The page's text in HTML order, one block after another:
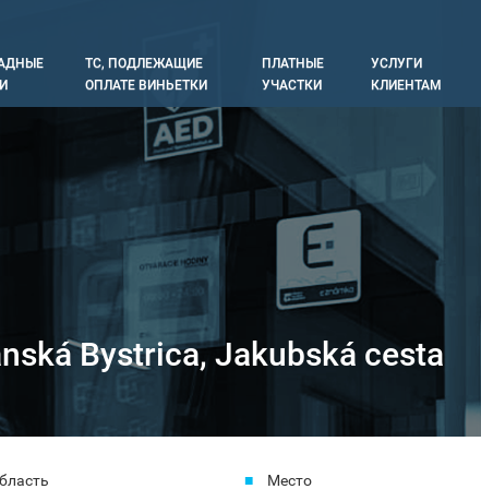
ТС, ПОДЛЕЖАЩИЕ
ОПЛАТЕ ВИНЬЕТКИ
ПЛАТНЫЕ
УЧАСТКИ
УСЛУГИ
КЛИЕНТАМ
Bystrica, Jakubská cesta
Место